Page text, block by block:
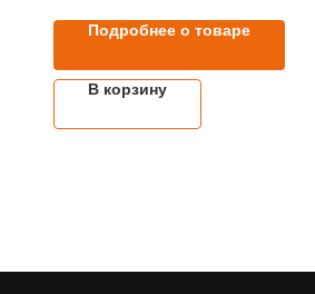
Подробнее о товаре
В корзину